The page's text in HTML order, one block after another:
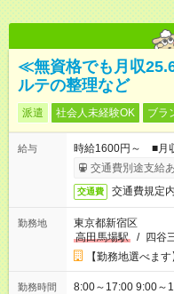
≪無資格でも月収
ルテの整理など
派遣 社会人未経験OK ブラ
給与
時給1600円～ ■月
交通費別途支給
交通費 交通費規定
勤務地
東京都新宿区
高田馬場駅
/ 四谷
【勤務地選べま
勤務時間
8:00～17:00 9:00～